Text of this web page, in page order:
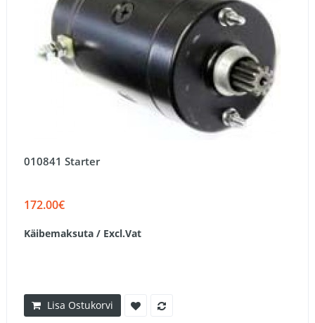
010841 Starter
172.00€
Käibemaksuta / Excl.Vat
Lisa Ostukorvi